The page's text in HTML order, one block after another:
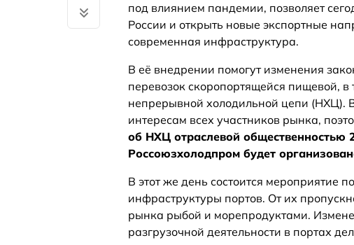
под влиянием пандемии, позволяет
России и открыть новые экспортные
современная инфраструктура.
В её внедрении помогут изменения
перевозок скоропортящейся пищевой,
непрерывной холодильной цепи (НХЦ).
интересам всех участников рынка,
об НХЦ отраслевой общественностью
Россоюзхолодпром будет
В этот же день состоится мероприятие
инфраструктуры портов. От их
рынка рыбой и морепродуктами.
разгрузочной деятельности в портах